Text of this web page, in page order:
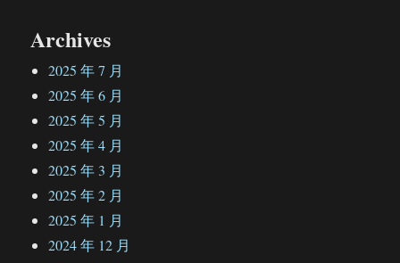
Archives
2025 年 7 月
2025 年 6 月
2025 年 5 月
2025 年 4 月
2025 年 3 月
2025 年 2 月
2025 年 1 月
2024 年 12 月